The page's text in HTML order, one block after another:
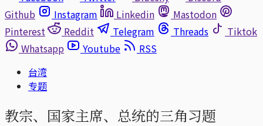
Github
Instagram Linkedin
Mastodon
Pinterest
Reddit Telegram Threads
Tiktok
Whatsapp
Youtube
RSS
台湾
专题
教宗、国家主席、总统的三角习题